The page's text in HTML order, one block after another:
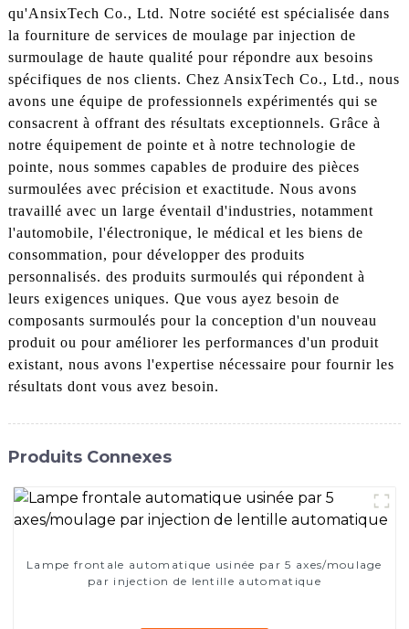
qu'AnsixTech Co., Ltd. Notre société est spécialisée dans
la fourniture de services de moulage par injection de
surmoulage de haute qualité pour répondre aux besoins
spécifiques de nos clients. Chez AnsixTech Co., Ltd., nous
avons une équipe de professionnels expérimentés qui se
consacrent à offrant des résultats exceptionnels. Grâce à
notre équipement de pointe et à notre technologie de
pointe, nous sommes capables de produire des pièces
surmoulées avec précision et exactitude. Nous avons
travaillé avec un large éventail d'industries, notamment
l'automobile, l'électronique, le médical et les biens de
consommation, pour développer des produits
personnalisés. des produits surmoulés qui répondent à
leurs exigences uniques. Que vous ayez besoin de
composants surmoulés pour la conception d'un nouveau
produit ou pour améliorer les performances d'un produit
existant, nous avons l'expertise nécessaire pour fournir les
résultats dont vous avez besoin.
Produits Connexes
Lampe frontale automatique usinée par 5 axes/moulage
par injection de lentille automatique